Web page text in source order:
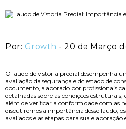
Por: Growth - 20 de Março
O laudo de vistoria predial desempenha
avaliação da segurança e do estado de
documento, elaborado por profissionais
detalhadas sobre as condições estruturais,
além de verificar a conformidade com as
discutiremos a importância desse laudo,
avaliados e as etapas para sua elaboração